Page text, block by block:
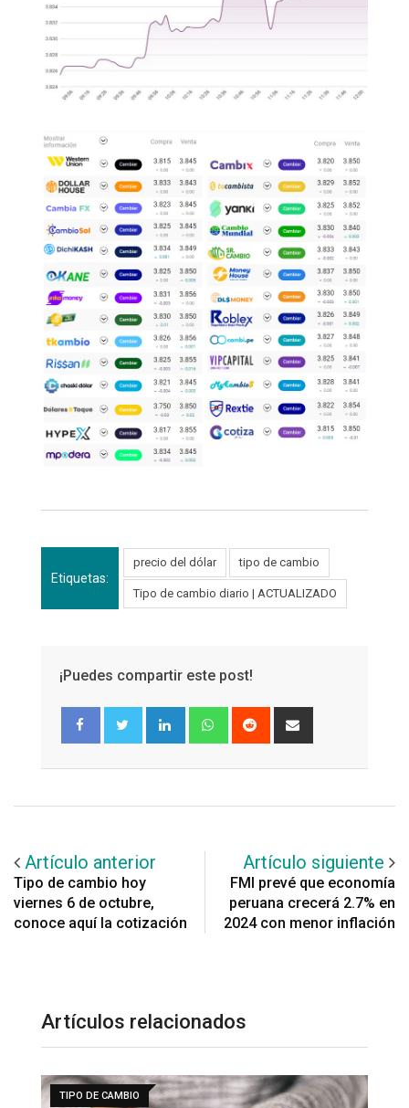
Etiquetas:
precio del dólar tipo de cambio
Tipo de cambio diario | ACTUALIZADO
¡Puedes compartir este post!
LinkedInWhatsapp
Reddit
via
Artículo anterior
Tipo de cambio hoy
viernes 6 de octubre,
conoce aquí la cotización
Artículo siguiente
FMI prevé que economía
peruana crecerá 2.7% en
2024 con menor inflación
Artículos relacionados
TIPO DE CAMBIO